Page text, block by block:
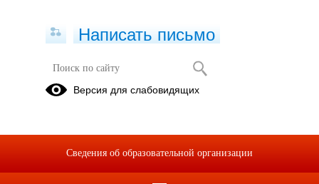
СТОП Коррупция
Написать письмо
Версия для слабовидящих
Сведения об образовательной организации